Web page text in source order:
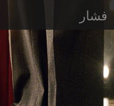
فشار